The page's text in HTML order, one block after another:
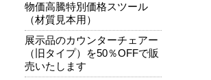
物価高騰特別価格スツール
（材質見本用）
展示品のカウンターチェアー
（旧タイプ）を50％OFFで販
売いたします